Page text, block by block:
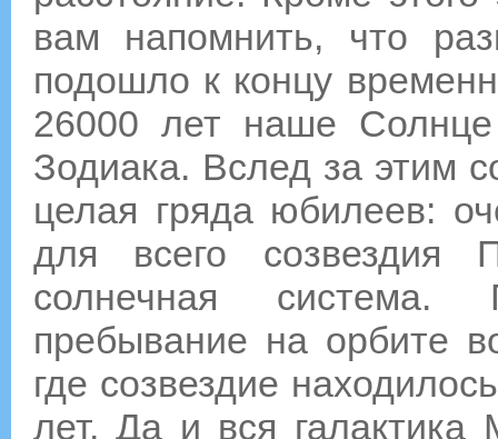
вам напомнить, что
подошло к концу
26000 лет наше
Зодиака. Вслед за этим
целая гряда юбилеев:
для всего
солнечная система.
пребывание на орбите
где созвездие
лет. Да и вся